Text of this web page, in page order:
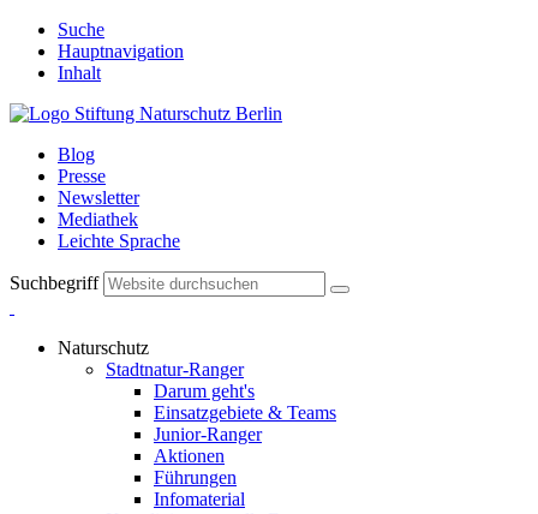
Suche
Hauptnavigation
Inhalt
Blog
Presse
Newsletter
Mediathek
Leichte Sprache
Suchbegriff
Naturschutz
Stadtnatur-Ranger
Darum geht's
Einsatzgebiete & Teams
Junior-Ranger
Aktionen
Führungen
Infomaterial